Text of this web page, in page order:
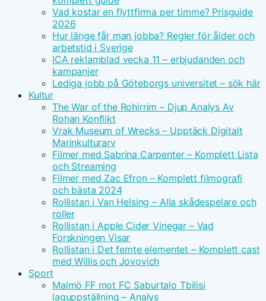
Vad kostar en flyttfirma per timme? Prisguide
2026
Hur länge får man jobba? Regler för ålder och
arbetstid i Sverige
ICA reklamblad vecka 11 – erbjudanden och
kampanjer
Lediga jobb på Göteborgs universitet – sök här
Kultur
The War of the Rohirrim – Djup Analys Av
Rohan Konflikt
Vrak Museum of Wrecks – Upptäck Digitalt
Marinkulturarv
Filmer med Sabrina Carpenter – Komplett Lista
och Streaming
Filmer med Zac Efron – Komplett filmografi
och bästa 2024
Rollistan i Van Helsing – Alla skådespelare och
roller
Rollistan i Apple Cider Vinegar – Vad
Forskningen Visar
Rollistan i Det femte elementet – Komplett cast
med Willis och Jovovich
Sport
Malmö FF mot FC Saburtalo Tbilisi
laguppställning – Analys